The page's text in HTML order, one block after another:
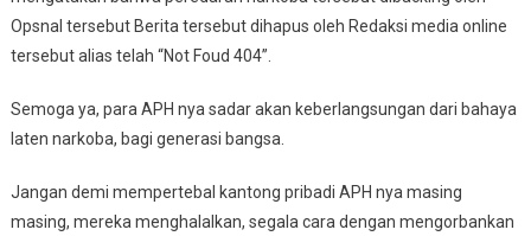
Opsnal tersebut Berita tersebut dihapus oleh Redaksi media online
tersebut alias telah “Not Foud 404”.
Semoga ya, para APH nya sadar akan keberlangsungan dari bahaya
laten narkoba, bagi generasi bangsa.
Jangan demi mempertebal kantong pribadi APH nya masing
masing, mereka menghalalkan, segala cara dengan mengorbankan